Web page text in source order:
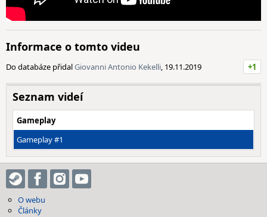
Informace o tomto videu
Do databáze přidalGiovanni Antonio Kekelli, 19.11.2019 +1
Seznam videí
Gameplay
Gameplay #1
O webu
Články